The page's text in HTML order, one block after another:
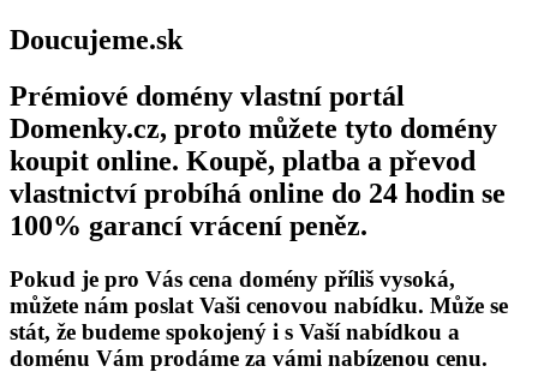
Doucujeme.sk
Prémiové domény vlastní portál
Domenky.cz, proto můžete tyto domény
koupit online. Koupě, platba a převod
vlastnictví probíhá online do 24 hodin se
100% garancí vrácení peněz.
Pokud je pro Vás cena domény příliš vysoká,
můžete nám poslat Vaši cenovou nabídku. Může se
stát, že budeme spokojený i s Vaší nabídkou a
doménu Vám prodáme za vámi nabízenou cenu.